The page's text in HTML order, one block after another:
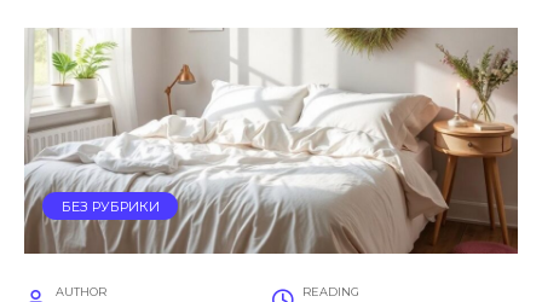
БЕЗ РУБРИКИ
AUTHOR READING